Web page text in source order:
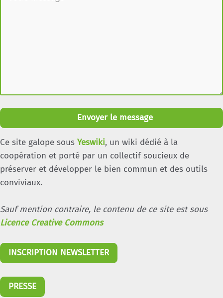
Envoyer le message
Ce site galope sous Yeswiki, un wiki dédié à la
coopération et porté par un collectif soucieux de
préserver et développer le bien commun et des outils
conviviaux.
Sauf mention contraire, le contenu de ce site est sous
Licence Creative Commons
INSCRIPTION NEWSLETTER
PRESSE